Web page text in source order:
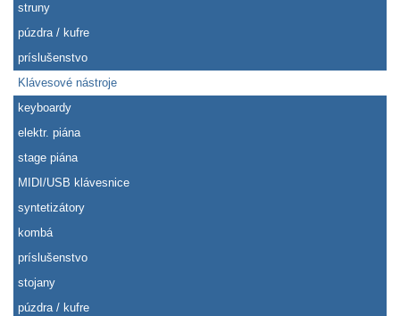
struny
púzdra / kufre
príslušenstvo
Klávesové nástroje
keyboardy
elektr. piána
stage piána
MIDI/USB klávesnice
syntetizátory
kombá
príslušenstvo
stojany
púzdra / kufre